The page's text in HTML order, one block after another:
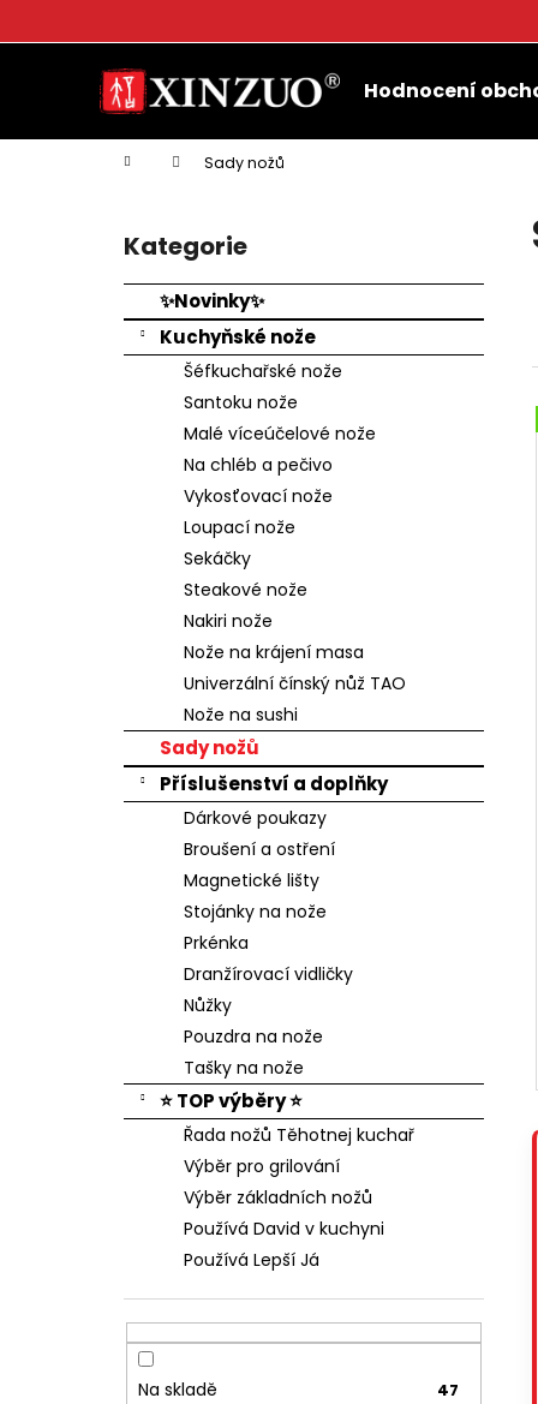
Hodnocení
Domů Sady nožů
Přeskočit
kategorie
Kategorie
✨Novinky✨
Kuchyňské nože
Šéfkuchařské nože
Santoku nože
Malé víceúčelové nože
Na chléb a pečivo
Vykosťovací nože
Loupací nože
Sekáčky
Steakové nože
Nakiri nože
Nože na krájení masa
Univerzální čínský nůž TAO
Nože na sushi
Sady nožů
Příslušenství a doplňky
Dárkové poukazy
Broušení a ostření
Magnetické lišty
Stojánky na nože
Prkénka
Dranžírovací vidličky
Nůžky
Pouzdra na nože
Tašky na nože
⭐ TOP výběry ⭐
Řada nožů Těhotnej kuchař
Výběr pro grilování
Výběr základních nožů
Používá David v kuchyni
Používá Lepší Já
Na skladě 47
o
k